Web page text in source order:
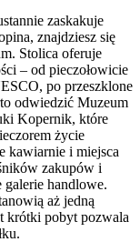
zaskakuje
znajdziesz się
Stolica oferuje
– od pieczołowicie
po przeszklone
odwiedzić Muzeum
Kopernik, które
życie
kawiarnie i miejsca
zakupów i
handlowe.
aż jedną
krótki pobyt pozwala